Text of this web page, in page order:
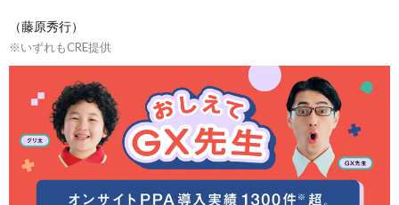
（藤原秀行）
※いずれもCRE提供